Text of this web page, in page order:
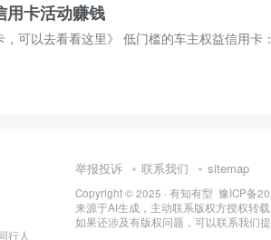
用卡活动赚钱
行人
举报投诉 联系我们 sitemap
Copyright © 2025 · 有知有型 豫ICP备
来源于AI生成，主动联系版权方授权转
如果还涉及有版权问题，可以联系我们